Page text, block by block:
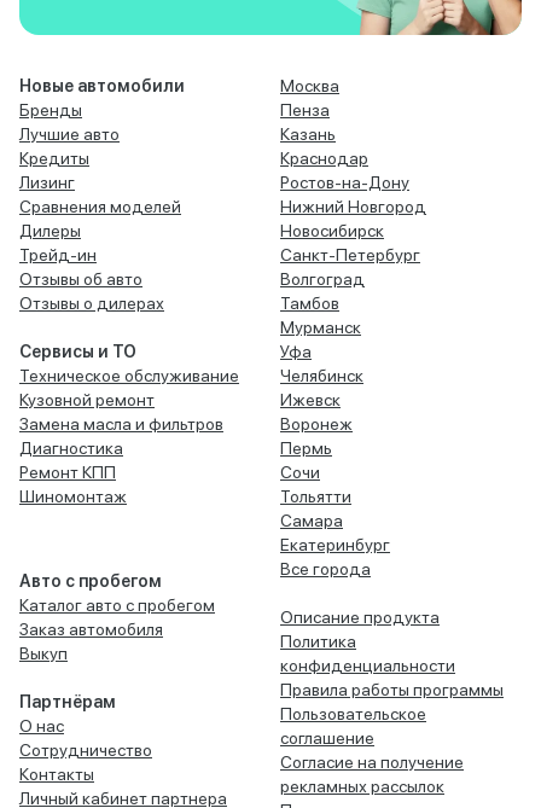
Новые автомобили
Бренды
Лучшие авто
Кредиты
Лизинг
Сравнения моделей
Дилеры
Трейд-ин
Отзывы об авто
Отзывы о дилерах
Сервисы и ТО
Техническое обслуживание
Кузовной ремонт
Замена масла и фильтров
Диагностика
Ремонт КПП
Шиномонтаж
Авто с пробегом
Каталог авто с пробегом
Заказ автомобиля
Выкуп
Партнёрам
О нас
Сотрудничество
Контакты
Личный кабинет партнера
Москва
Пенза
Казань
Краснодар
Ростов-на-Дону
Нижний Новгород
Новосибирск
Санкт-Петербург
Волгоград
Тамбов
Мурманск
Уфа
Челябинск
Ижевск
Воронеж
Пермь
Сочи
Тольятти
Самара
Екатеринбург
Все города
Описание продукта
Политика
конфиденциальности
Правила работы программы
Пользовательское
соглашение
Согласие на получение
рекламных рассылок